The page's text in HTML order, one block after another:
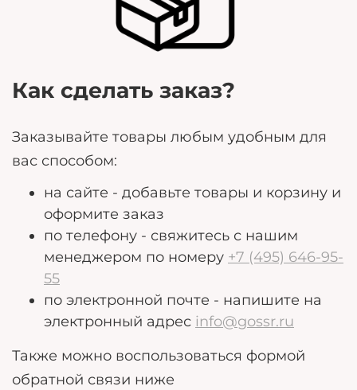
потребности.
Как сделать заказ?
Заказывайте товары любым удобным для
вас способом:
на сайте - добавьте товары и корзину и
оформите заказ
по телефону - свяжитесь с нашим
менеджером по номеру +7 (495) 646-95-
55
по электронной почте - напишите на
электронный адрес info@gossr.ru
Также можно воспользоваться формой
обратной связи ниже